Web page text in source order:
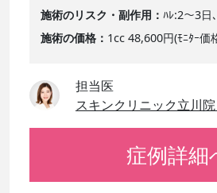
施術のリスク・副作用
ﾊﾚ:2～3日
施術の価格
1cc 48,600円(ﾓﾆﾀｰ価
担当医
スキンクリニック立川
症例詳細